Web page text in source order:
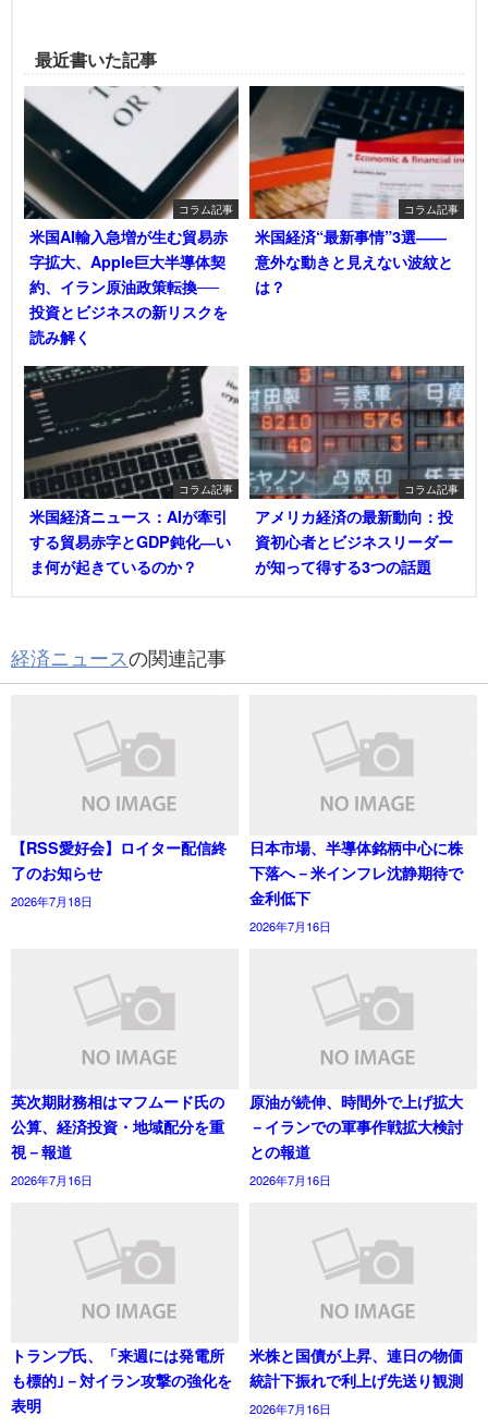
最近書いた記事
コラム記事
米国AI輸入急増が生む貿易赤
字拡大、Apple巨大半導体契
約、イラン原油政策転換──
投資とビジネスの新リスクを
読み解く
コラム記事
米国経済“最新事情”3選――
意外な動きと見えない波紋と
は？
コラム記事
米国経済ニュース：AIが牽引
する貿易赤字とGDP鈍化―い
ま何が起きているのか？
コラム記事
アメリカ経済の最新動向：投
資初心者とビジネスリーダー
が知って得する3つの話題
経済ニュースの関連記事
【RSS愛好会】ロイター配信終
了のお知らせ
2026年7月18日
日本市場、半導体銘柄中心に株
下落へ－米インフレ沈静期待で
金利低下
2026年7月16日
英次期財務相はマフムード氏の
公算、経済投資・地域配分を重
視－報道
2026年7月16日
原油が続伸、時間外で上げ拡大
－イランでの軍事作戦拡大検討
との報道
2026年7月16日
トランプ氏、「来週には発電所
も標的｣－対イラン攻撃の強化を
表明
米株と国債が上昇、連日の物価
統計下振れで利上げ先送り観測
2026年7月16日